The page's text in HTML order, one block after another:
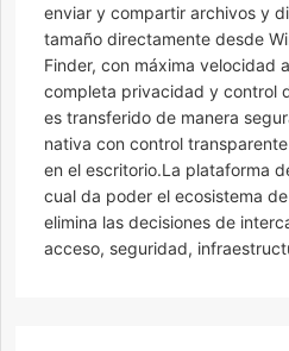
enviar y compartir archivos y
tamaño directamente desde
Finder, con máxima velocidad
completa privacidad y control
es transferido de manera
nativa con control
en el escritorio.La plataforma
cual da poder el ecosistema
elimina las decisiones de
acceso, seguridad,